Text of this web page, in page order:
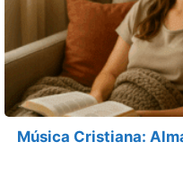
Música Cristiana: